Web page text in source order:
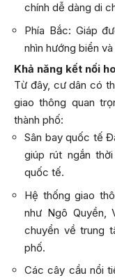
chính dễ dàng di
Phía Bắc: Giáp
nhìn hướng biển
Khả năng kết nối
Từ đây, cư dân có
giao thông quan
thành phố:
Sân bay quốc tế
giúp rút ngắn
quốc tế.
Hệ thống giao
như Ngô Quyền,
chuyển về trung
phố.
Các cây cầu nổi